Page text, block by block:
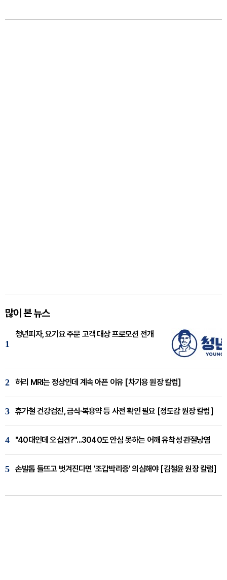
많이 본 뉴스
1
청년피자, 요기요 주문 고객 대상 프로모션 전개
2 허리 MRI는 정상인데 계속 아픈 이유 [차기용 원장 칼럼]
3 휴가철 건강검진, 금식·복용약 등 사전 확인 필요 [정도감 원장 칼럼]
4 "40대인데 오십견?"...3040도 안심 못하는 어깨 유착성 관절낭염
5 손발톱 들뜨고 벗겨진다면 '조갑박리증' 의심해야 [김철윤 원장 칼럼]